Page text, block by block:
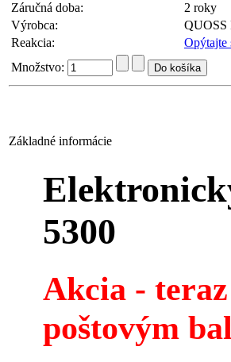
Záručná doba:
2 roky
Výrobca:
QUOSS
Reakcia:
Opýtajte
Množstvo:
Základné informácie
5300
Akcia -
poštovým